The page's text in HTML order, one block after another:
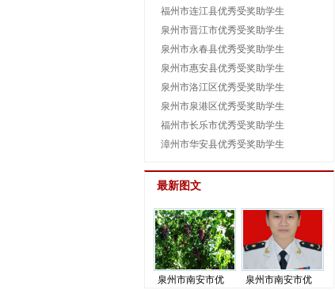
福州市连江县优秀受奖助学生
泉州市晋江市优秀受奖助学生
泉州市永春县优秀受奖助学生
泉州市惠安县优秀受奖助学生
泉州市洛江区优秀受奖助学生
泉州市泉港区优秀受奖助学生
福州市长乐市优秀受奖助学生
漳州市华安县优秀受奖助学生
最新图文
泉州市南安市优 泉州市南安市优